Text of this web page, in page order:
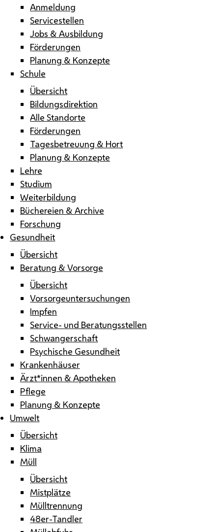
Anmeldung
Servicestellen
Jobs & Ausbildung
Förderungen
Planung & Konzepte
Schule
Übersicht
Bildungsdirektion
Alle Standorte
Förderungen
Tagesbetreuung & Hort
Planung & Konzepte
Lehre
Studium
Weiterbildung
Büchereien & Archive
Forschung
Gesundheit
Übersicht
Beratung & Vorsorge
Übersicht
Vorsorgeuntersuchungen
Impfen
Service- und Beratungsstellen
Schwangerschaft
Psychische Gesundheit
Krankenhäuser
Ärzt*innen & Apotheken
Pflege
Planung & Konzepte
Umwelt
Übersicht
Klima
Müll
Übersicht
Mistplätze
Mülltrennung
48er-Tandler